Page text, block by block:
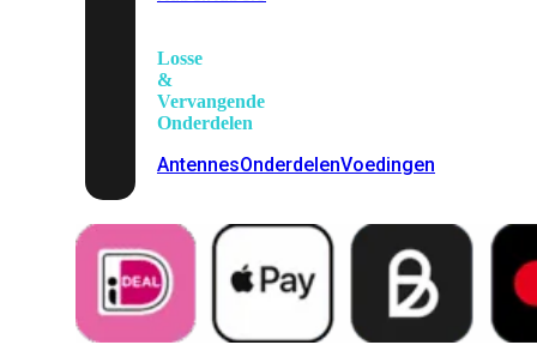
Losse
&
Vervangende
Onderdelen
AntennesOnderdelenVoedingen